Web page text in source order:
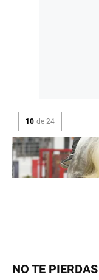
NO TE PIERDAS